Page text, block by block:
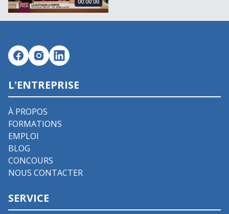
L'ENTREPRISE
À PROPOS
FORMATIONS
EMPLOI
BLOG
CONCOURS
NOUS CONTACTER
SERVICE